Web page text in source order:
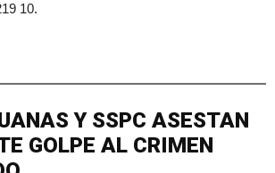
10.
Y SSPC ASESTAN
GOLPE AL CRIMEN